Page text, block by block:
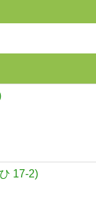
17-2)